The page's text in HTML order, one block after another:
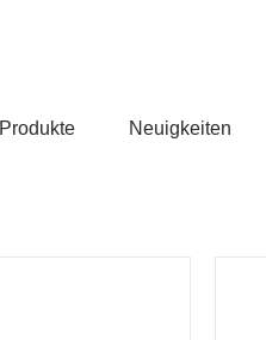
Produkte Neuigkeiten